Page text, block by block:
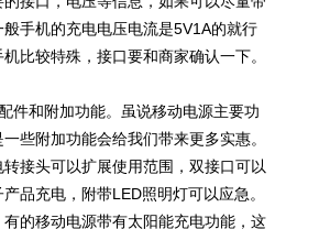
手机的充电电压电流是5V1A的就行
比较特殊，接口要和商家确认一下。
和附加功能。虽说移动电源主要功
些附加功能会给我们带来更多实惠。
接头可以扩展使用范围，双接口可以
品充电，附带LED照明灯可以应急。
有的移动电源带有太阳能充电功能，这